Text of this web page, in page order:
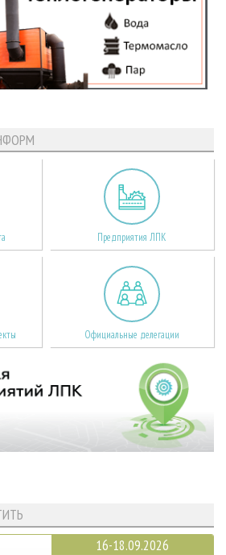
Предприятия ЛПК
Официальные делегации
16-18.09.2026